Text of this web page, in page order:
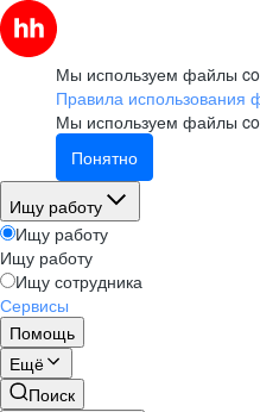
Мы используем файлы
Правила использования
Мы используем файлы
Понятно
Ищу работу
Ищу работу
Ищу работу
Ищу сотрудника
Сервисы
Помощь
Ещё
Поиск